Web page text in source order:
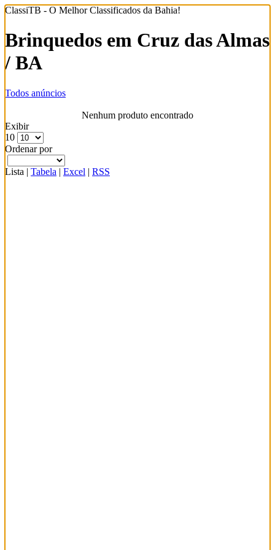
ClassiTB - O Melhor Classificados da Bahia!
Brinquedos em Cruz das Almas
/ BA
Todos anúncios
Nenhum produto encontrado
Exibir
10
Ordenar por
Lista | Tabela | Excel | RSS